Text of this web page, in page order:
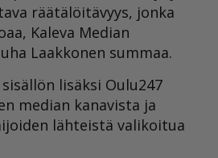
räätälöitävyys, jonka
Kaleva Median
Laakkonen summaa.
lisäksi Oulu247
median kanavista ja
lähteistä valikoitua